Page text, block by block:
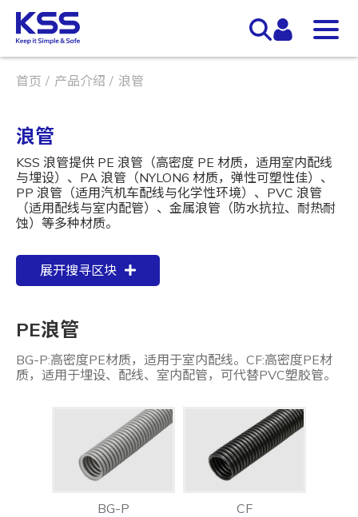
首页 产品介绍 浪管
浪管
KSS 浪管提供 PE 浪管（高密度 PE 材质，适用室内配线
与埋设）、PA 浪管（NYLON6 材质，弹性可塑性佳）、
PP 浪管（适用汽机车配线与化学性环境）、PVC 浪管
（适用配线与室内配管）、金属浪管（防水抗拉、耐热耐
蚀）等多种材质。
展开搜寻区块
PE浪管
BG-P:高密度PE材质，适用于室内配线。CF:高密度PE材
质，适用于埋设、配线、室内配管，可代替PVC塑胶管。
BG-P CF